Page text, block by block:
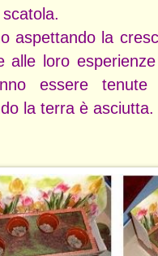
aspettando la
alle loro
essere
la terra è asciutta.